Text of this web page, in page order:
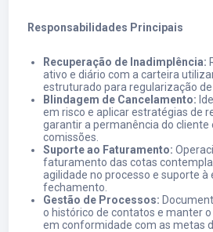
Responsabilidades Principais
Recuperação de Inadimplência:
ativo e diário com a carteira
estruturado para regularização de
Blindagem de Cancelamento:
em risco e aplicar estratégias de
garantir a permanência do cliente
comissões.
Suporte ao Faturamento:
faturamento das cotas
agilidade no processo e suporte à
fechamento.
Gestão de Processos:
o histórico de contatos e manter
em conformidade com as metas